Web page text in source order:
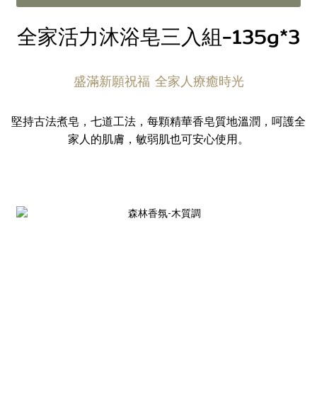
全家活力沐浴皂三入組-135g*3
盛滿新願祝福 全家人療癒時光
堅持古法煮皂，七道工法，每顆精華香皂質地溫潤，呵護全
家人的肌膚，敏弱肌也可安心使用。